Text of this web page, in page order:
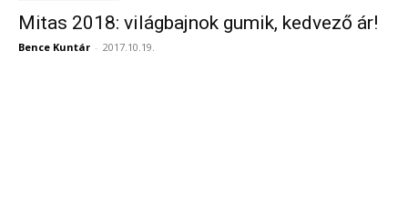
Mitas 2018: világbajnok gumik, kedvező ár!
Bence Kuntár - 2017.10.19.